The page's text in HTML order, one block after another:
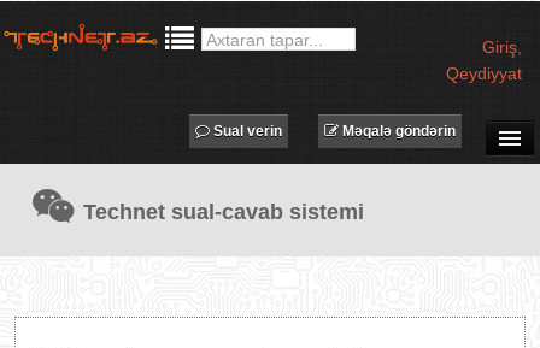
Giriş
Qeydiyyat
TECHNET TV
MƏQALƏLƏR
Məqalə göndərin
Sual verin
Technet sual-cavab sistemi